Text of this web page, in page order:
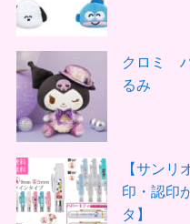
クロミ
るみ
【サンリ
印・認印
タ】